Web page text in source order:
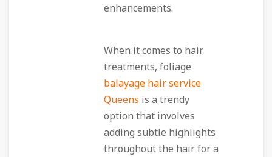
enhancements.
When it comes to hair
treatments, foliage
balayage hair service
Queens is a trendy
option that involves
adding subtle highlights
throughout the hair for a